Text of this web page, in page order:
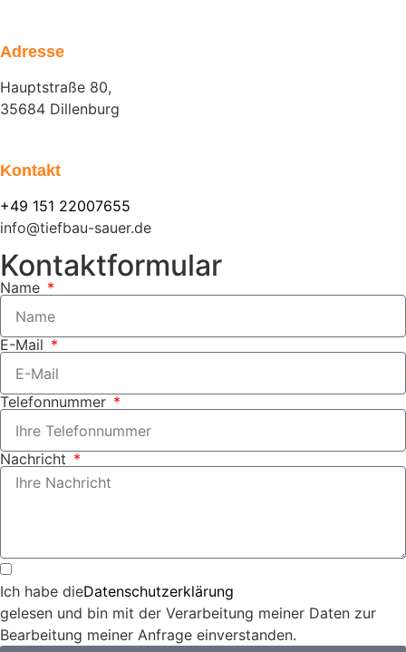
Adresse
Hauptstraße 80,
35684 Dillenburg
Kontakt
+49 151 22007655
info@tiefbau-sauer.de
Kontaktformular
Name
E-Mail
Telefonnummer
Nachricht
Ich habe dieDatenschutzerklärung
gelesen und bin mit der Verarbeitung meiner Daten zur
Bearbeitung meiner Anfrage einverstanden.